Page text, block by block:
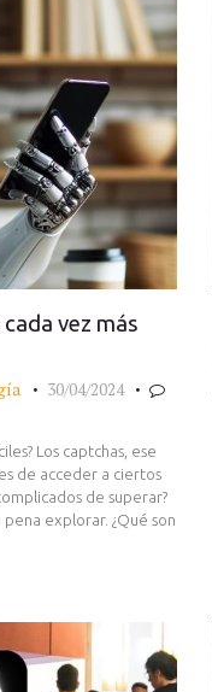
vez más
30/04/2024
Los captchas, ese
de acceder a ciertos
de superar?
explorar. ¿Qué son